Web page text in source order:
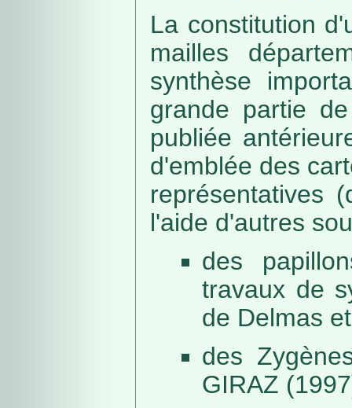
La constitution
mailles
synthèse
grande partie
publiée
d'emblée des
représentatives
l'aide d'autres
des
travaux de
de Delmas
des
GIRAZ